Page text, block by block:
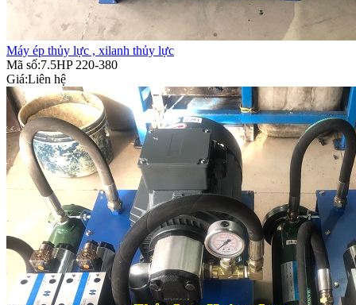
Máy ép thủy lực , xilanh thủy lực
Mã số:7.5HP 220-380
Giá:Liên hệ